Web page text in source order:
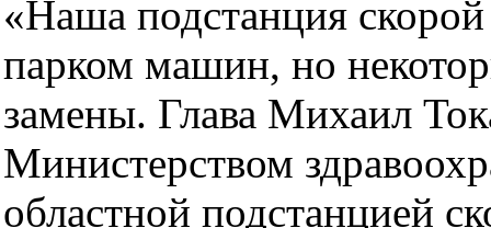
«Наша подстанция
парком машин, но
замены. Глава Михаил
Министерством
областной подстанцией